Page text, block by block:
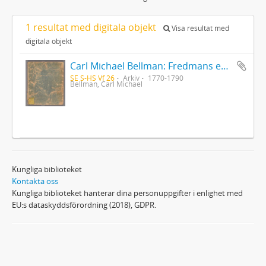
1 resultat med digitala objekt
Visa resultat med
digitala objekt
Carl Michael Bellman: Fredmans epistlar [Nechers ex.]. Ep. 1-50
SE S-HS Vf 26 Arkiv 1770-1790
Bellman, Carl Michael
Kungliga biblioteket
Kontakta oss
Kungliga biblioteket hanterar dina personuppgifter i enlighet med
EU:s dataskyddsförordning (2018), GDPR.